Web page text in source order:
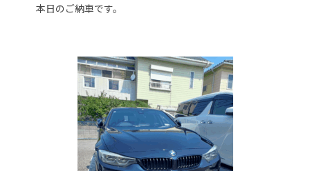
会社概要
本日のご納車です。